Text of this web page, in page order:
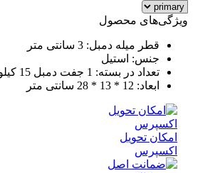
ویژگی‌های محصول
قطر میله دمبل: 3 سانتی متر
جنس: استیل
تعداد در بسته: 1 جفت دمبل 15 کیلوگرمی
ابعاد: 12 * 13 * 28 سانتی متر
امکان تحویل
اکسپرس